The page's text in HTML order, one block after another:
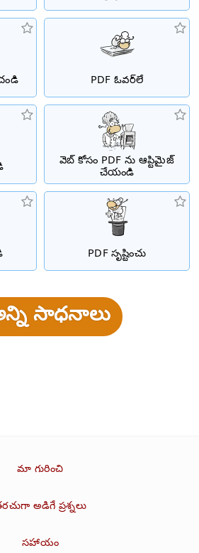
PDF ఓవర్‌లే
వెబ్ కోసం PDF ను ఆప్టిమైజ్
చేయండి
PDF సృష్టించు
సాధనాలు
మా గురించి
అడిగే ప్రశ్నలు
సహాయం